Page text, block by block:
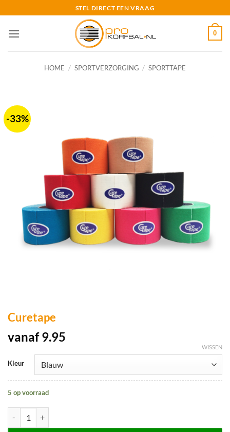
naar
inhoud
STEL DIRECT EEN VRAAG
0
HOME / SPORTVERZORGING / SPORTTAPE
-33%
Curetape
vanaf9.95
Kleur
WISSEN
5 op voorraad